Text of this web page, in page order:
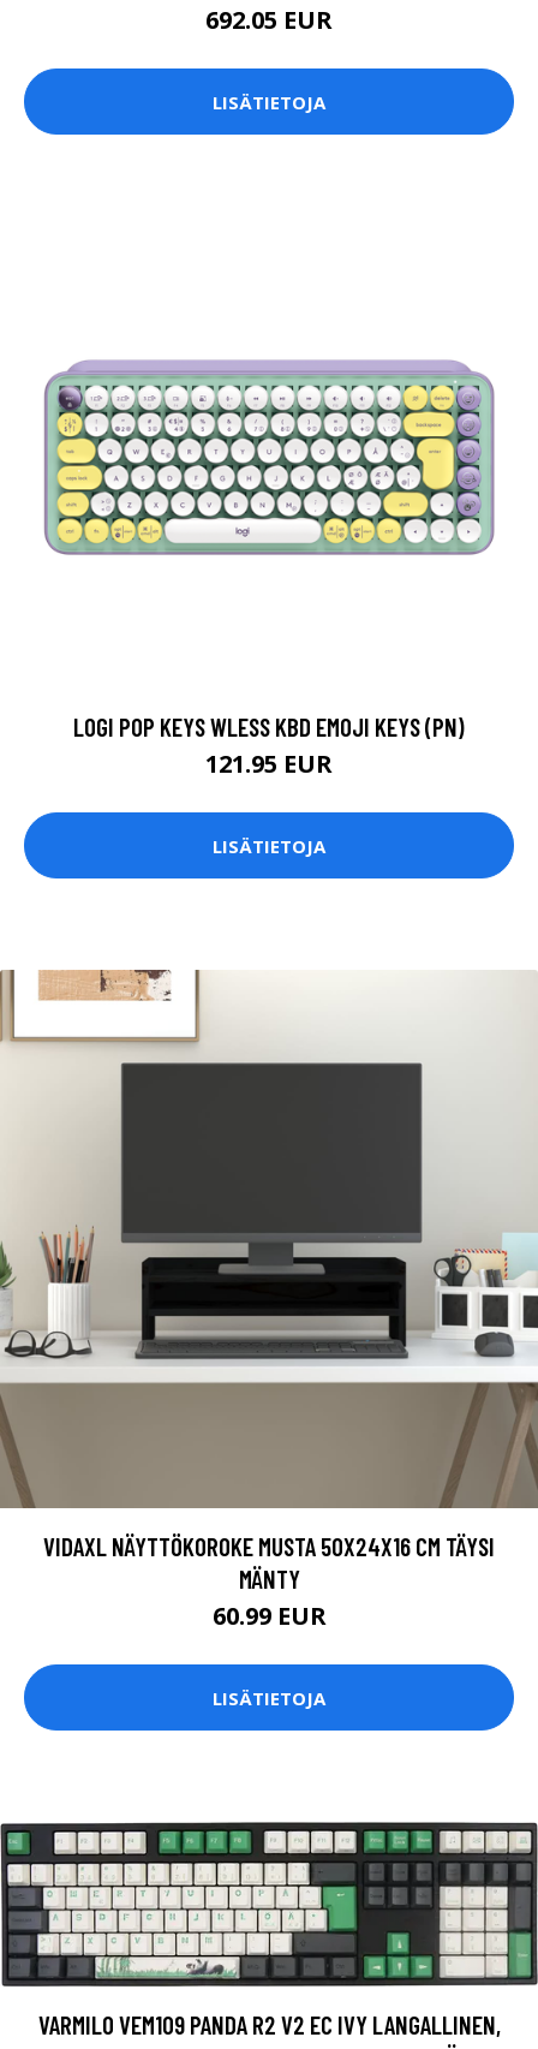
692.05 EUR
LISÄTIETOJA
LOGI POP KEYS WLESS KBD EMOJI KEYS (PN)
121.95 EUR
LISÄTIETOJA
VIDAXL NÄYTTÖKOROKE MUSTA 50X24X16 CM TÄYSI
MÄNTY
60.99 EUR
LISÄTIETOJA
VARMILO VEM109 PANDA R2 V2 EC IVY LANGALLINEN,